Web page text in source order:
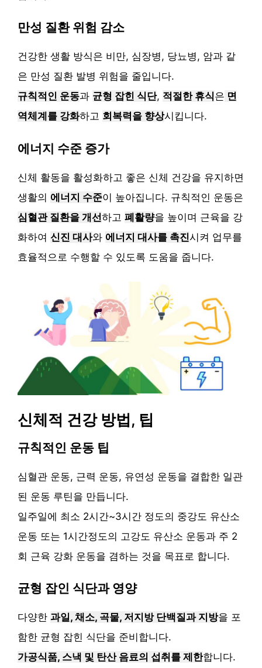
만성 질환 위험 감소
건강한 생활 방식은 비만, 심장병, 당뇨병, 암과 같
은 만성 질환 발병 위험을 줄입니다.
규칙적인 운동과 균형 잡힌 식단, 적절한 휴식은 면
역체계를 강화하고 회복력을 향상시킵니다.
에너지 수준 증가
신체 활동을 활성화하고 좋은 신체 건강을 유지하면
생활의 에너지 수준이 높아집니다. 규칙적인 운동은
심혈관 질환을 개선하고 폐활량을 높이며 근육을 강
화하여 신진 대사와 에너지 대사를 촉진시켜 업무를
효율적으로 수행할 수 있도록 도움을 줍니다.
신체적 건강 방법, 팁
규칙적인 운동 팁
심혈관 운동, 근력 운동, 유연성 운동을 결합한 일관
된 운동 루틴을 만듭니다.
일주일에 최소 2시간~3시간 정도의 중강도 유산소
운동 또는 1시간정도의 고강도 유산소 운동과 주 2
회 근육 강화 운동을 겸하는 것을 목표로 합니다.
균형 잡인 식단과 영양
다양한 과일, 채소, 곡물, 저지방 단백질과 지방을 포
함한 균형 잡힌 식단을 준비합니다.
가공식품, 스낵 및 탄산 음료의 섭취를 제한합니다.